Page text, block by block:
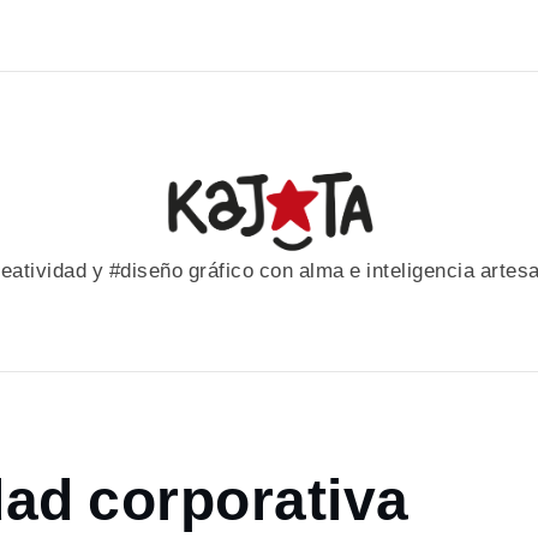
y #diseño gráfico con alma e inteligencia
corporativa